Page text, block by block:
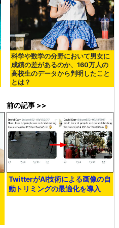
科学や数学の分野において男女に
成績の差があるのか、160万人の
高校生のデータから判明したこと
とは？
前の記事 >>
TwitterがAI技術による画像の自
動トリミングの最適化を導入